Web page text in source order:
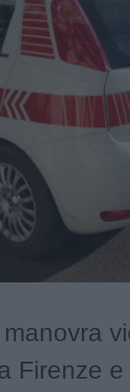
Firenze